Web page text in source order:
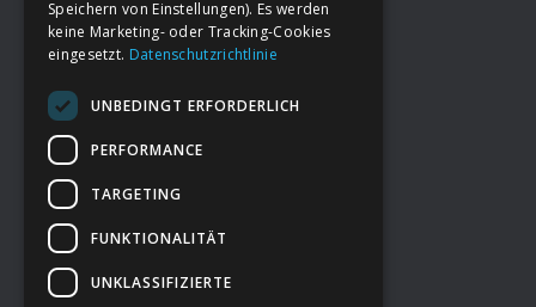
FooterDeine Spende
→ Impressum
→Kontakt zum PAO Team
Speichern von Einstellungen). Es werden
keine Marketing- oder Tracking-Cookies
eingesetzt. Datenschutzrichtlinie
UNBEDINGT ERFORDERLICH
PERFORMANCE
TARGETING
FUNKTIONALITÄT
UNKLASSIFIZIERTE